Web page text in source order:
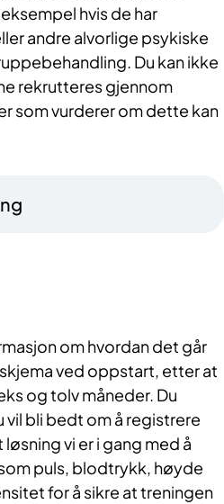
hvis de har
andre alvorlige psykiske
Du kan ikke
rekrutteres gjennom
som vurderer om dette kan
om hvordan det går
ved oppstart, etter at
og tolv måneder. Du
vil bli bedt om å registrere
vi er i gang med å
puls, blodtrykk, høyde
for å sikre at treningen